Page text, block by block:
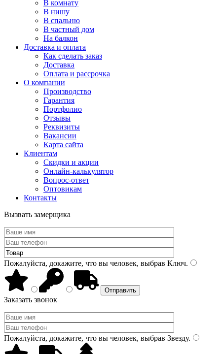
В комнату
В нишу
В спальню
В частный дом
На балкон
Доставка и оплата
Как сделать заказ
Доставка
Оплата и рассрочка
О компании
Производство
Гарантия
Портфолио
Отзывы
Реквизиты
Вакансии
Карта сайта
Клиентам
Скидки и акции
Онлайн-калькулятор
Вопрос-ответ
Оптовикам
Контакты
Вызвать замерщика
Пожалуйста, докажите, что вы человек, выбрав Ключ.
Заказать звонок
Пожалуйста, докажите, что вы человек, выбрав Звезду.